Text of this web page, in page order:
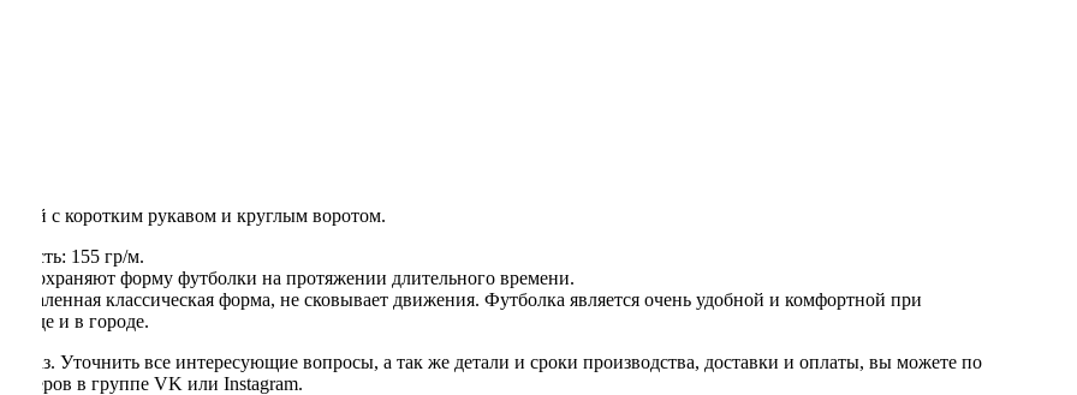
с коротким рукавом и круглым воротом.
155 гр/м.
сохраняют форму футболки на протяжении длительного времени.
классическая форма, не сковывает движения. Футболка является очень удобной и комфортной при
и в городе.
Уточнить все интересующие вопросы, а так же детали и сроки производства, доставки и оплаты, вы можете по
в группе VK или Instagram.